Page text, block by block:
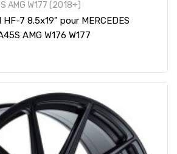
AMG W177 (2018+)
7 8.5x19" pour MERCEDES
AMG W176 W177